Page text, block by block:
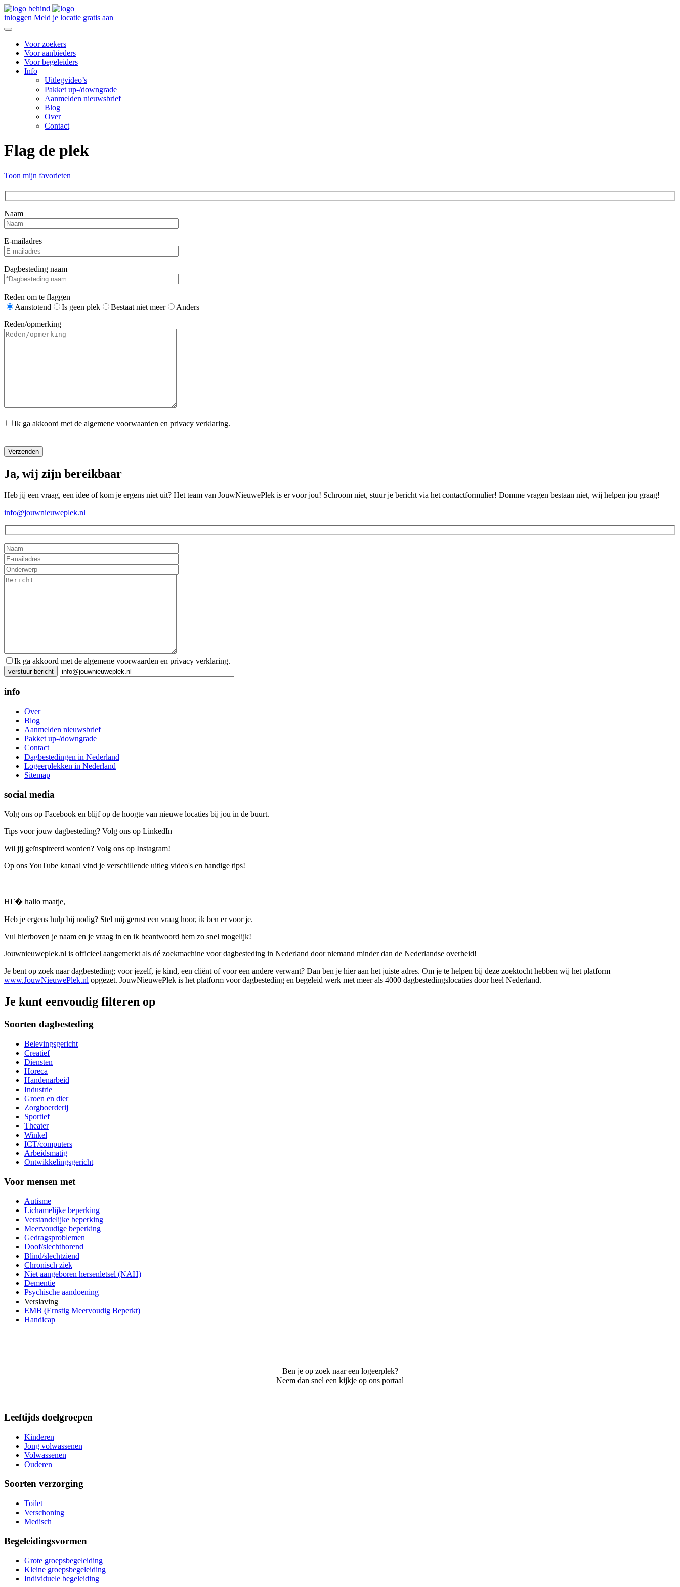
inloggen Meld je locatie gratis aan
Voor zoekers
Voor aanbieders
Voor begeleiders
Info
Uitlegvideo’s
Pakket up-/downgrade
Aanmelden nieuwsbrief
Blog
Over
Contact
Flag de plek
Toon mijn favorieten
Naam
E-mailadres
Dagbesteding naam
Reden om te flaggen
Aanstotend
Is geen plek Bestaat niet meer
Anders
Reden/opmerking
Ik ga akkoord met de algemene voorwaarden en privacy verklaring.
Ja, wij zijn bereikbaar
Heb jij een vraag, een idee of kom je ergens niet uit? Het team van JouwNieuwePlek is er voor jou! Schroom niet, stuur je bericht via het contactformulier! Domme vragen bestaan niet, wij helpen jou graag!
info@jouwnieuweplek.nl
Ik ga akkoord met de algemene voorwaarden en privacy verklaring.
Gelieve dit veld leeg te laten.
info
Over
Blog
Aanmelden nieuwsbrief
Pakket up-/downgrade
Contact
Dagbestedingen in Nederland
Logeerplekken in Nederland
Sitemap
social media
Volg ons op Facebook en blijf op de hoogte van nieuwe locaties bij jou in de buurt.
Tips voor jouw dagbesteding? Volg ons op LinkedIn
Wil jij geïnspireerd worden? Volg ons op Instagram!
Op ons YouTube kanaal vind je verschillende uitleg video's en handige tips!
HГ� hallo maatje,
Heb je ergens hulp bij nodig? Stel mij gerust een vraag hoor, ik ben er voor je.
Vul hierboven je naam en je vraag in en ik beantwoord hem zo snel mogelijk!
Jouwnieuweplek.nl is officieel aangemerkt als dé zoekmachine voor dagbesteding in Nederland door niemand minder dan de Nederlandse overheid!
Je bent op zoek naar dagbesteding; voor jezelf, je kind, een cliënt of voor een andere verwant? Dan ben je hier aan het juiste adres. Om je te helpen bij deze zoektocht hebben wij het platform
www.JouwNieuwePlek.nl opgezet. JouwNieuwePlek is het platform voor dagbesteding en begeleid werk met meer als 4000 dagbestedingslocaties door heel Nederland.
Je kunt eenvoudig filteren op
Soorten dagbesteding
Belevingsgericht
Creatief
Diensten
Horeca
Handenarbeid
Industrie
Groen en dier
Zorgboerderij
Sportief
Theater
Winkel
ICT/computers
Arbeidsmatig
Ontwikkelingsgericht
Voor mensen met
Autisme
Lichamelijke beperking
Verstandelijke beperking
Meervoudige beperking
Gedragsproblemen
Doof/slechthorend
Blind/slechtziend
Chronisch ziek
Niet aangeboren hersenletsel (NAH)
Dementie
Psychische aandoening
Verslaving
EMB (Ernstig Meervoudig Beperkt)
Handicap
Ben je op zoek naar een logeerplek?
Neem dan snel een kijkje op ons portaal
Leeftijds doelgroepen
Kinderen
Jong volwassenen
Volwassenen
Ouderen
Soorten verzorging
Toilet
Verschoning
Medisch
Begeleidingsvormen
Grote groepsbegeleiding
Kleine groepsbegeleiding
Individuele begeleiding